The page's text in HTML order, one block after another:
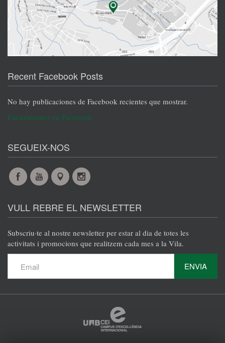
Recent Facebook Posts
No hay publicaciones de Facebook recientes que mostrar.
Encuéntranos en Facebook
SEGUEIX-NOS
FacebookYouTubeMapsInstagram
VULL REBRE EL NEWSLETTER
Subscriu·te al nostre newsletter per estar al dia de totes les
activitats i promocions que realitzem cada mes a la Vila.
ENVIA